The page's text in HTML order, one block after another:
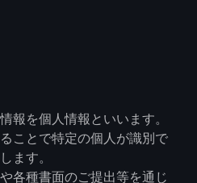
報を個人情報といいます。
ことで特定の個人が識別で
ます。
各種書面のご提出等を通じ